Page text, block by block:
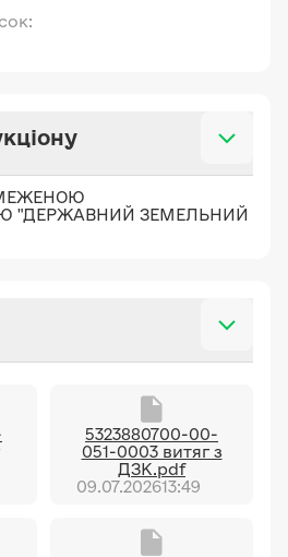
"ДЕРЖАВНИЙ ЗЕМЕЛЬНИЙ
5323880700-00-
051-0003 витяг з
ДЗК.pdf
09.07.202613:49